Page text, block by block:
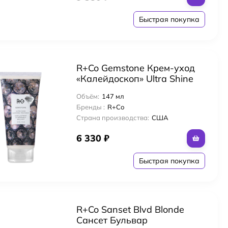
Быстрая покупка
R+Co Gemstone Крем-уход
«Калейдоскоп» Ultra Shine
для яркости цвета с
комплексом «Chromohance»
Объём: 147 мл
Бренды : R+Co
Страна производства: США
6 330 ₽
Быстрая покупка
R+Co Sanset Blvd Blonde
Сансет Бульвар
с комплексом масел
и волос с яблочным уксусом